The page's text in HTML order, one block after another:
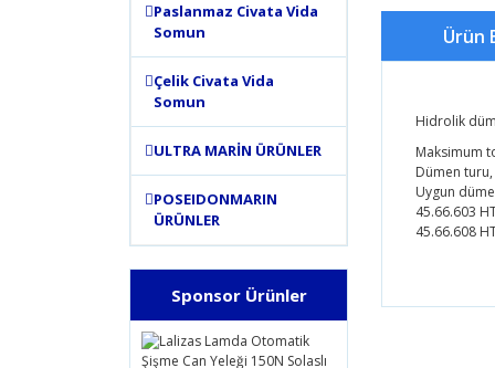
Paslanmaz Civata Vida
Somun
Çelik Civata Vida
Somun
ULTRA MARİN ÜRÜNLER
POSEIDONMARIN
ÜRÜNLER
Sponsor Ürünler
Ürün
Hidrolik
Maksimum
Dümen
Uygun
45.66.603
45.66.608